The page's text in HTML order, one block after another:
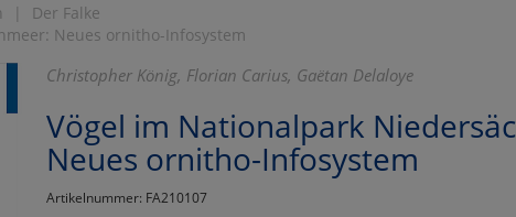
Der Falke
Neues ornitho-Infosystem
Christopher König, Florian Carius, Gaëtan Delaloye
Vögel im Nationalpark
Neues ornitho-Infosystem
Artikelnummer: FA210107